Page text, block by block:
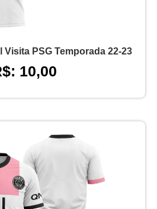
Visita PSG Temporada 22-23
10,00